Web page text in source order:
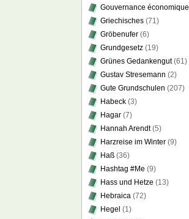
Gouvernance économique
Griechisches (71)
Gröbenufer (6)
Grundgesetz (19)
Grünes Gedankengut(61)
Gustav Stresemann (2)
Gute Grundschulen (207)
Habeck (3)
Hagar (7)
Hannah Arendt(5)
Harzreise im Winter (9)
Haß (36)
Hashtag #Me (9)
Hass und Hetze (13)
Hebraica (72)
Hegel (1)